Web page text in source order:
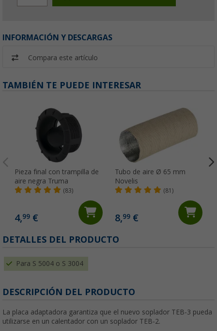
INFORMACIÓN Y DESCARGAS
Compara este artículo
TAMBIÉN TE PUEDE INTERESAR
Pieza final con trampilla de
aire negra Truma
(83)
4,99 €
Tubo de aire Ø 65 mm
Novelis
(81)
8,99€
DETALLES DEL PRODUCTO
Para S 5004 o S 3004
DESCRIPCIÓN DEL PRODUCTO
La placa adaptadora garantiza que el nuevo soplador TEB-3 pueda
utilizarse en un calentador con un soplador TEB-2.